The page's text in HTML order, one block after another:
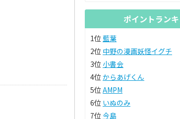
ポイントラン
1位藍葉
2位 中野の漫画妖怪イグチ
3位 小書会
4位からあげくん
5位AMPM
6位 いぬのみ
7位今島